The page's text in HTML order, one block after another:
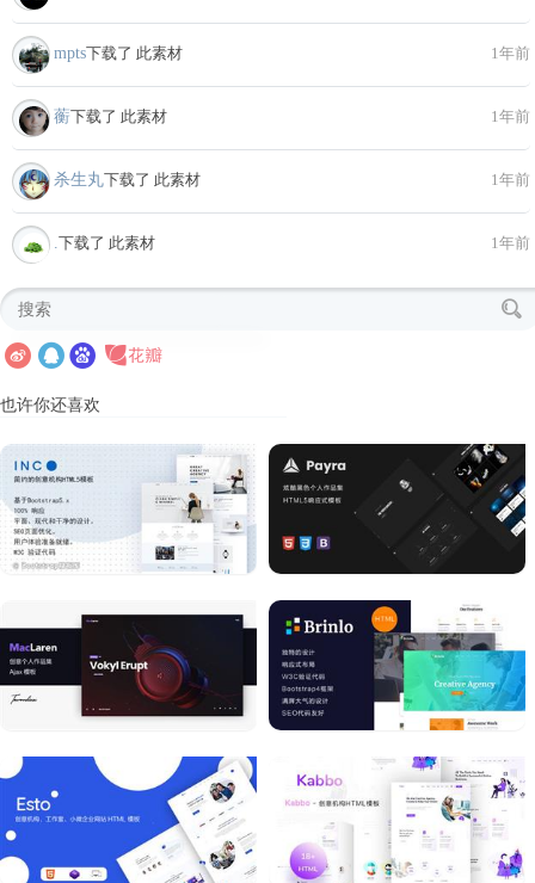
mpts下载了 此素材 1年前
蘅下载了 此素材 1年前
杀生丸下载了 此素材 1年前
下载了 此素材 1年前
也许你还喜欢